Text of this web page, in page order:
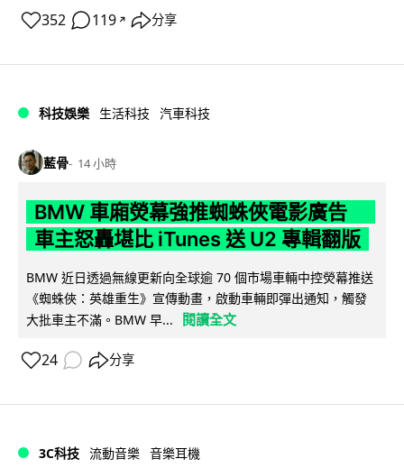
352 119 ↗ 分享
科技娛樂 生活科技 汽車科技
藍骨 14 小時
BMW 車廂熒幕強推蜘蛛俠電影廣告
車主怒轟堪比 iTunes 送 U2 專輯翻版
BMW 近日透過無線更新向全球逾 70 個市場車輛中控熒幕推送
《蜘蛛俠：英雄重生》宣傳動畫，啟動車輛即彈出通知，觸發
大批車主不滿。BMW 早...
閱讀全文
24 分享
3C科技 流動音樂 音樂耳機